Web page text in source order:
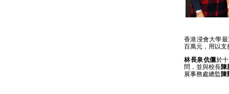
香港浸會大學
百萬元，用以支
林長泉伉儷於
問，並與校長陳
展事務處總監 陳